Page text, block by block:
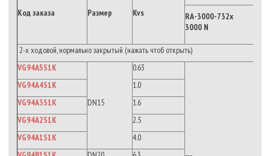
Код заказа Размер Kvs
RA-3000-732x
3000 N
2-х ходовой, нормально закрытый (нажать чтоб открыть)
VG94A5S1K
DN15
0.63
VG94A4S1K
1.0
VG94A3S1K
1.6
VG94A2S1K
2.5
VG94A1S1K
4.0